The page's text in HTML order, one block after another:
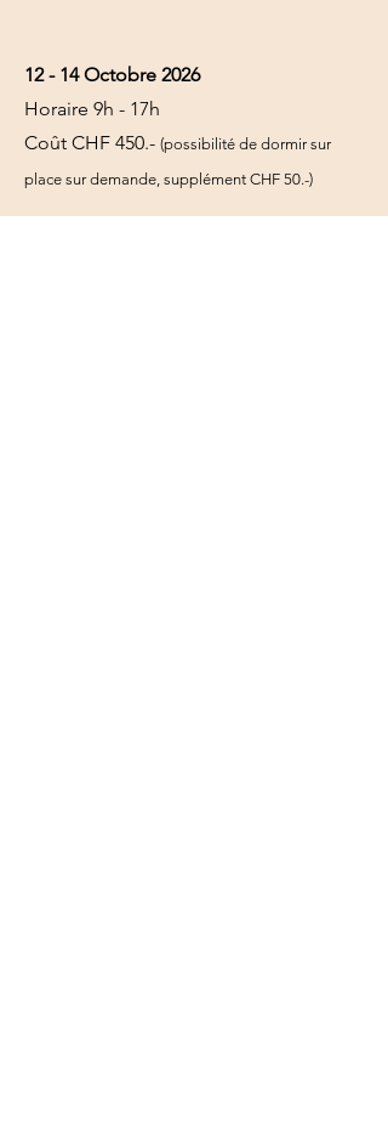
12 - 14 Octobre 2026
Horaire 9h - 17h
Coût CHF 450.- (possibilité de dormir sur
place sur demande, supplément CHF 50.-)